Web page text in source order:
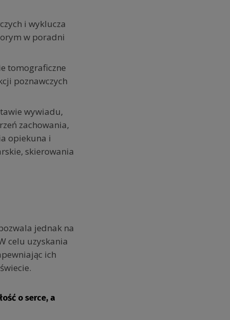
i wyklucza
w poradni
tomograficzne
poznawczych
wywiadu,
zachowania,
opiekuna i
skierowania
jednak na
celu uzyskania
ich
o serce, a